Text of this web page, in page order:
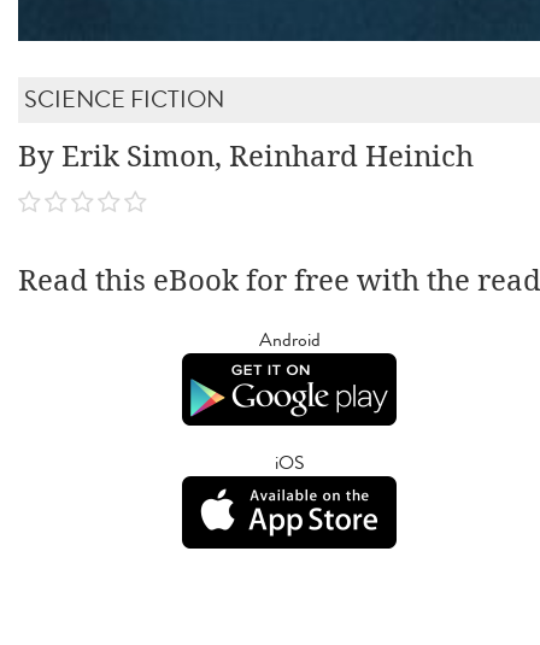
SCIENCE FICTION
By Erik Simon, Reinhard Heinich
Read this eBook for free with the
Android
iOS